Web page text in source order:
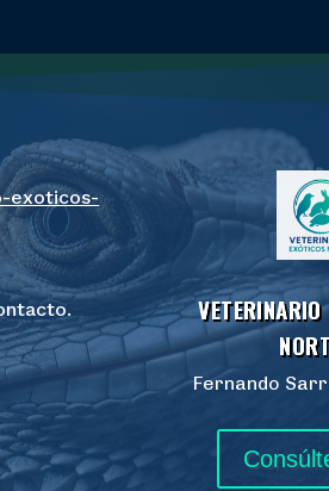
exoticos-
Fernando